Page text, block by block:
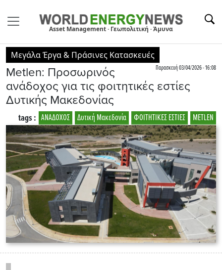
Asset Management · Γεωπολιτική · Άμυνα
Μεγάλα Έργα & Πράσινες Κατασκευές
Παρασκευή 03/04/2026 - 16:08
Μetlen: Προσωρινός
ανάδοχος για τις φοιτητικές εστίες
Δυτικής Μακεδονίας
ΜETLEN
ΦΟΙΤΗΤΙΚΕΣ ΕΣΤΙΕΣ
Δυτική Μακεδονία
ΑΝΑΔΟΧΟΣ
tags :